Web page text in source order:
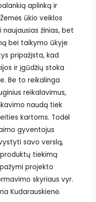
aplinką ir
ūkio veiklos
žinias, bet
bei taikymo ūkyje
pripažįsta, kad
ir įgūdžių stoka
Be to reikalinga
reikalavimus,
naudą tiek
kartoms. Todėl
gyventojus
savo verslą,
tiekimą
projekto
skyriaus vyr.
Kudarauskienė.